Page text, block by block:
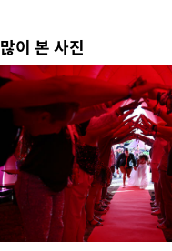
많이 본 사진